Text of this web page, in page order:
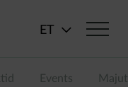
ET
Events